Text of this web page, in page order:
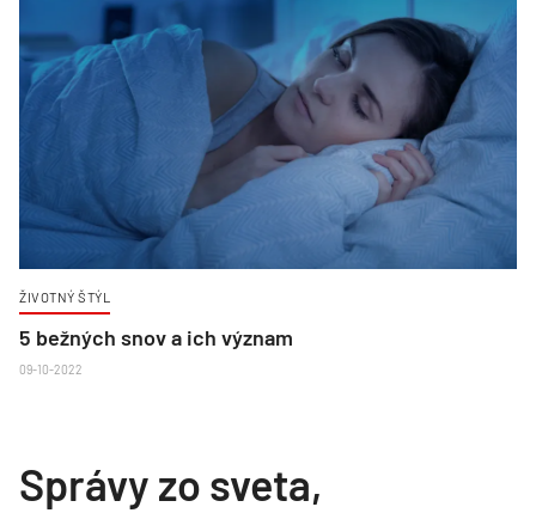
ŽIVOTNÝ ŠTÝL
5 bežných snov a ich význam
09-10-2022
Správy zo sveta,